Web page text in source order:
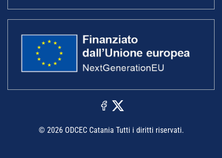
© 2026 ODCEC Catania Tutti i diritti riservati.